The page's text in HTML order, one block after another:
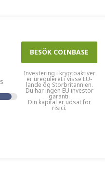
BESÖK COINBASE
Investering i kryptoaktiver
er ureguleret i visse EU-
lande og Storbritannien.
Du har ingen EU investor
garanti.
Din kapital er udsat for
risici.